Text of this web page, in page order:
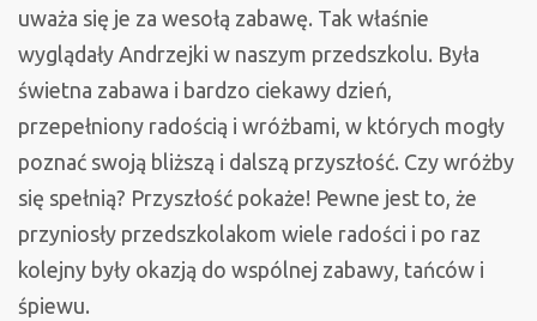
uważa się je za wesołą zabawę. Tak właśnie
wyglądały Andrzejki w naszym przedszkolu. Była
świetna zabawa i bardzo ciekawy dzień,
przepełniony radością i wróżbami, w których mogły
poznać swoją bliższą i dalszą przyszłość. Czy wróżby
się spełnią? Przyszłość pokaże! Pewne jest to, że
przyniosły przedszkolakom wiele radości i po raz
kolejny były okazją do wspólnej zabawy, tańców i
śpiewu.